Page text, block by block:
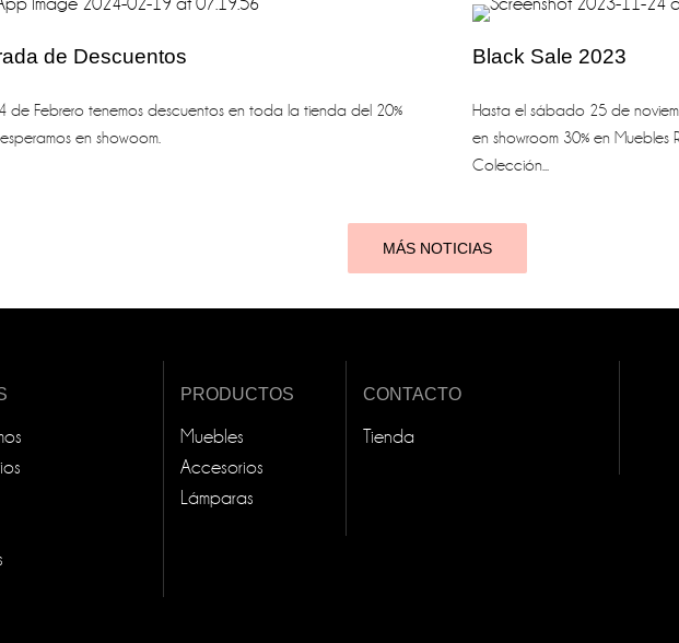
de Descuentos
de Febrero tenemos descuentos en toda la tienda del 20%
en showoom.
Black Sale 2023
Hasta el sábado 25 de
en showroom 30% en Muebles
Colección...
MÁS NOTICIAS
PRODUCTOS
Muebles
Accesorios
Lámparas
CONTACTO
Tienda